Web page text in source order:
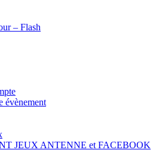
– Flash
évènement
JEUX ANTENNE et FACEBOOK